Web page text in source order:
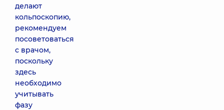
делают
кольпоскопию,
рекомендуем
посоветоваться
с врачом,
поскольку
здесь
необходимо
учитывать
фазу